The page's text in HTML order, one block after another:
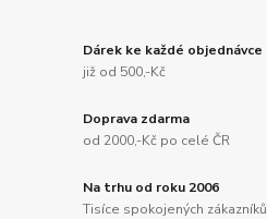
Dárek ke každé objednávce
již od 500,-Kč
Doprava zdarma
od 2000,-Kč po celé ČR
Na trhu od roku 2006
Tisíce spokojených zákazníků